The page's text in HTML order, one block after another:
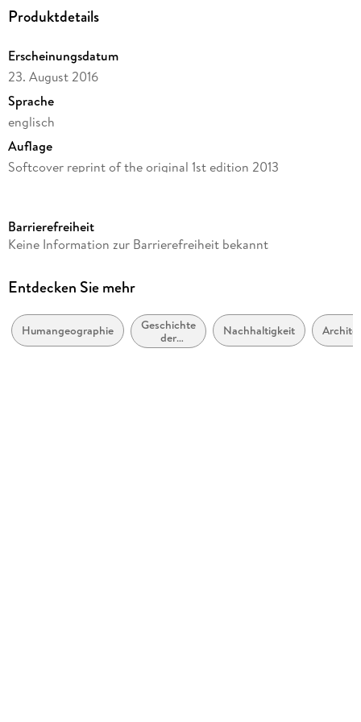
strategy. - The role of housing: city living, communities,
Produktdetails
Erscheinungsdatum
23. August 2016
Sprache
englisch
Auflage
Softcover reprint of the original 1st edition 2013
Reihe
Autor/Autorin
Verlag/Hersteller
Springer Netherlands
Barrierefreiheit
Keine Information zur Barrierefreiheit bekannt
Entdecken Sie mehr
Humangeographie
Geschichte
der
Architektur
Nachhaltigkeit